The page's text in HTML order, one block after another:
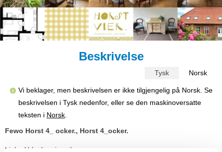
Beskrivelse
Tysk Norsk
Vi beklager, men beskrivelsen er ikke tilgjengelig på Norsk. Se
beskrivelsen i Tysk nedenfor, eller se den maskinoversatte
teksten i Norsk.
Fewo Horst 4_ ocker., Horst 4_ocker.
Liebe Urlaubsreisende,